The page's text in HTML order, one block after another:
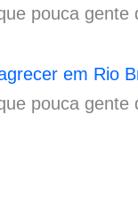
pouca
em Rio
pouca